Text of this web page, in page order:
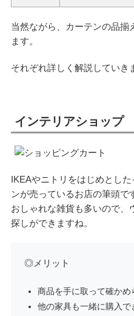
当然ながら、カーテンの品揃
ます。
それぞれ詳しく解説していき
インテリアショップ
IKEAやニトリをはじめとし
ンが売っているお店の筆頭で
おしゃれな雑貨も多いので、
探しができますね。
◎メリット
商品を手に取って確かめ
他の家具も一緒に購入で